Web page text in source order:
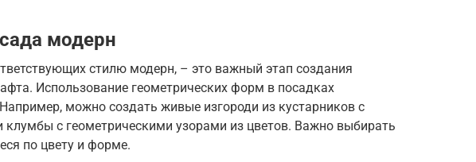
модерн
стилю модерн, – это важный этап создания
Использование геометрических форм в посадках
можно создать живые изгороди из кустарников с
с геометрическими узорами из цветов. Важно выбирать
по цвету и форме.